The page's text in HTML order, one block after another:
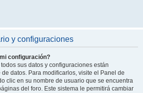
y configuraciones
configuración?
sus datos y configuraciones están
datos. Para modificarlos, visite el Panel de
clic en su nombre de usuario que se encuentra
del foro. Este sistema le permitirá cambiar